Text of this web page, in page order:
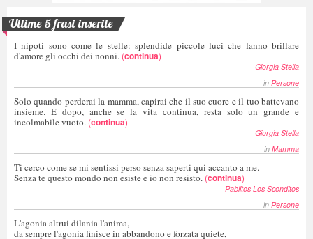
Ultime 5 frasi inserite
I nipoti sono come le stelle: splendide piccole luci che fanno brillare
d'amore gli occhi dei nonni. (continua)
--Giorgia Stella
in Persone
Solo quando perderai la mamma, capirai che il suo cuore e il tuo battevano
insieme. E dopo, anche se la vita continua, resta solo un grande e
incolmabile vuoto. (continua)
--Giorgia Stella
in Mamma
Ti cerco come se mi sentissi perso senza saperti qui accanto a me.
Senza te questo mondo non esiste e io non resisto. (continua)
--Pablitos Los Sconditos
in Persone
L'agonia altrui dilania l'anima,
da sempre l'agonia finisce in abbandono e forzata quiete,